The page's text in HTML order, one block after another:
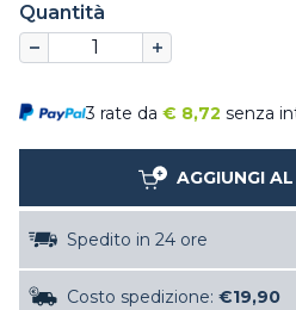
Quantità
3 rate da € 8,72 senza
AGGIUNGI
Spedito in 24 ore
Costo spedizione: €19,90